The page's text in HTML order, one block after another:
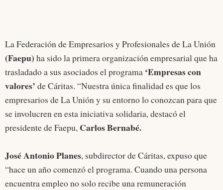
La Federación de Empresarios y Profesionales de La Unión
(Faepu) ha sido la primera organización empresarial que ha
trasladado a sus asociados el programa ‘Empresas con
valores’ de Cáritas. “Nuestra única finalidad es que los
empresarios de La Unión y su entorno lo conozcan para que
se involucren en esta iniciativa solidaria, destacó el
presidente de Faepu, Carlos Bernabé.
José Antonio Planes, subdirector de Cáritas, expuso que
“hace un año comenzó el programa. Cuando una persona
encuentra empleo no solo recibe una remuneración